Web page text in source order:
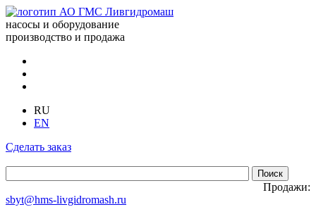
насосы и оборудование
производство и продажа
RU
EN
Сделать заказ
Продажи:
sbyt@hms-livgidromash.ru